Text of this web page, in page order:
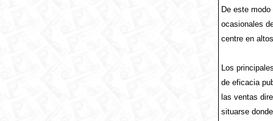
De este
ocasionales
centre en
Los
de eficacia
las ventas
situarse